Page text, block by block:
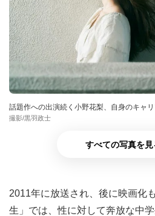
話題作への出演続く小野花梨、自身のキャ
撮影/黒羽政士
すべての写真を
2011年に放送され、後に映画化
生」では、性に対して奔放な中